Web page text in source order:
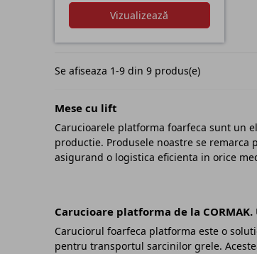
Vizualizează
Se afiseaza 1-9 din 9 produs(e)
Mese cu lift
Carucioarele platforma foarfeca sunt un
productie. Produsele noastre se
asigurand o logistica eficienta in orice
Carucioare platforma de la
Caruciorul foarfeca platforma este o
pentru transportul sarcinilor grele.